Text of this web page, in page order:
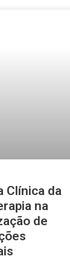
Clínica da
na
de